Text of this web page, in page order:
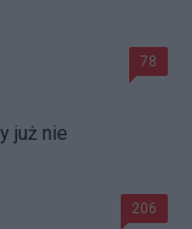
78
już nie
206